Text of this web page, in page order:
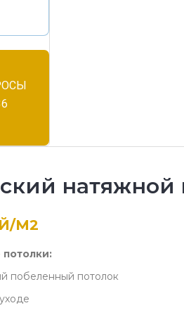
натяжной
М2
побеленный потолок